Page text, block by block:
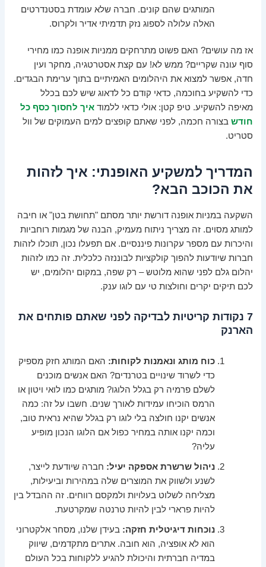
המותגים שהם קונים. חברה שלא עומדת בסטנדרטים
האלה עלולה לספוג נזק תדמיתי אדיר ולקרוס.
אז מה עושים? האם פשוט מתרחקים ממניות אופנה כמו מחירי
סוף עונה שקריים? ממש לא! עם קצת אסטרטגיה, מחקר ועין
חדה, אפשר למצוא את היהלומים האמיתיים בתוך ערימת הבגדים.
כדי להשקיע בחוכמה, כדאי קודם כל לדאוג שיש לכם בכלל
מאיפה להשקיע. טיפ קטן: אולי כדאי ללמודאיך לחסוך כסף כל
חודש בצורה חכמה, לפני שאתם קופצים למים העמוקים של וול
סטריט.
המדריך למשקיע האופנתי: איך לזהות
את הכוכב הבא?
השקעה במניות אופנה דורשת יותר מסתם "תחושת בטן" או חיבה
למותג מסוים. זה מצריך ניתוח מעמיק, הבנה של מגמות רוחביות
והיכרות עם מספר עקרונות פיננסיים. אם תפעלו נכון, תוכלו לזהות
חברות שיודעות להפוך קולקציות לבוננזה כלכלית. זה כמו לזהות
יהלום גלם לפני שהוא מלוטש – רק שפה, במקום יהלומים, יש
לכם תיקים יקרים וחולצות טי עם לוגו ענק.
7 נקודות קריטיות לבדיקה לפני שאתם פותחים את
הארנק
כוח מותג ונאמנות לקוחות: האם המותג חזק מספיק
כדי לשרוד שינויים בטרנדים? האם אנשים מוכנים
לשלם פרמיה רק בגלל הלוגו? מותגים כמו לואי ויטון או
הרמס הוכיחו עמידות לאורך שנים. חשבו על זה: כמה
אנשים יקנו חולצה בלי לוגו רק בגלל שהיא נראית טוב,
וכמה יקנו אותה במחיר כפול אם הלוגו הנכון מופיע
עליה?
ניהול שרשרת אספקה יעיל: חברה שיודעת לייצר,
לשנע ולשווק את המוצרים שלה במהירות וביעילות,
מצליחה לשלוט בעלויות ולמקסם רווחים. זה ההבדל בין
להיות פרארי לבין להיות טרנטה שמקרטעת.
נוכחות דיגיטלית חזקה: בעידן שלנו, מסחר אלקטרוני
הוא לא אופציה, הוא חובה. אתרים מתקדמים, שיווק
במדיה חברתית והיכולת להגיע ללקוחות בכל העולם